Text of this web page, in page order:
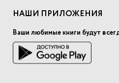
НАШИ ПРИЛОЖЕНИЯ
Ваши любимые книги будут